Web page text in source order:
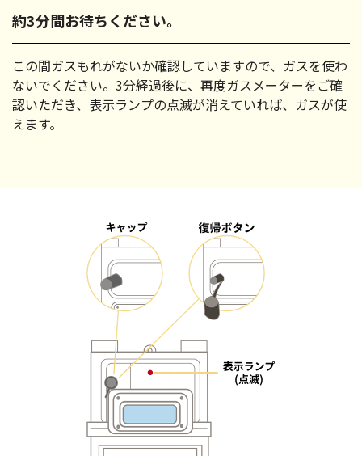
約3分間お待ちください。
この間ガスもれがないか確認していますので、ガスを使わ
ないでください。3分経過後に、再度ガスメーターをご確
認いただき、表示ランプの点滅が消えていれば、ガスが使
えます。